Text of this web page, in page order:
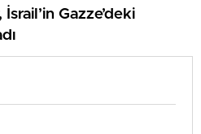
Gazze’deki